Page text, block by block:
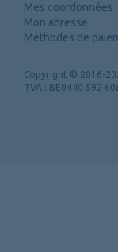
Mes coordonnées
Mon adresse
Méthodes de
Copyright © 2016-
TVA : BE0440 592